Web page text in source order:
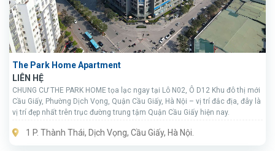
The Park Home Apartment
LIÊN HỆ
CHUNG CƯ THE PARK HOME tọa lạc ngay tại Lô N02, Ô D12 Khu đô thị mới
Cầu Giấy, Phường Dịch Vọng, Quận Cầu Giấy, Hà Nội – vị trí đắc địa, đây là
vị trí đẹp nhất trên trục đường trung tậm Quận Cầu Giấy hiện nay.
1 P. Thành Thái, Dịch Vọng, Cầu Giấy, Hà Nội.